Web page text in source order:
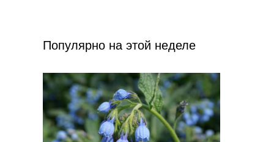
Популярно на этой неделе